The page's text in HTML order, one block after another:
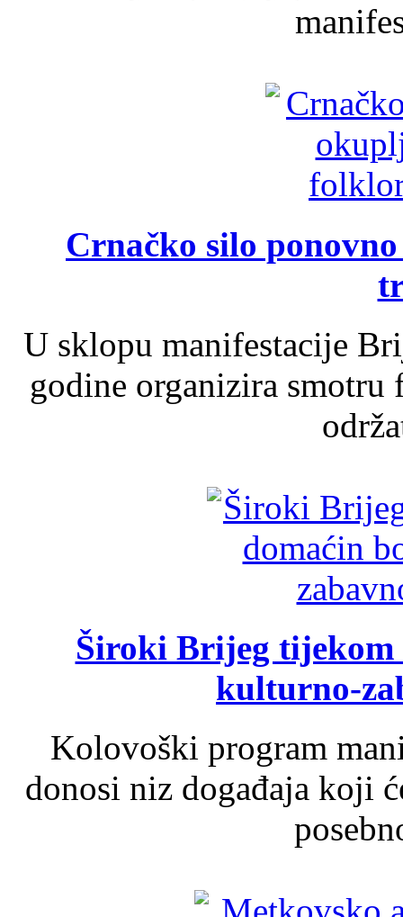
Crnačko silo
U sklopu manifestacije
godine organizira
Široki Brijeg tijekom
kulturno-
Kolovoški program
donosi niz događaja koji